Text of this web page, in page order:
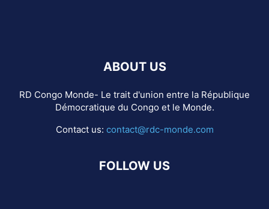
ABOUT US
RD Congo Monde- Le trait d'union entre la République
Démocratique du Congo et le Monde.
Contact us: contact@rdc-monde.com
FOLLOW US